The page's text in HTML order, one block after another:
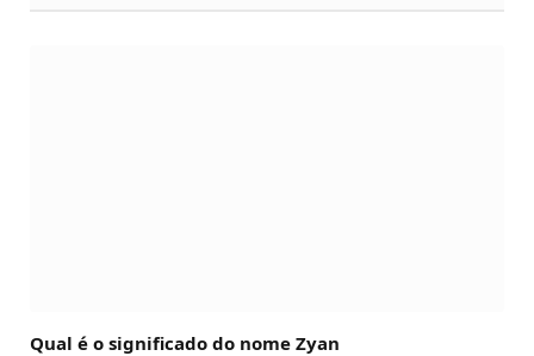
Qual é o significado do nome Zyan